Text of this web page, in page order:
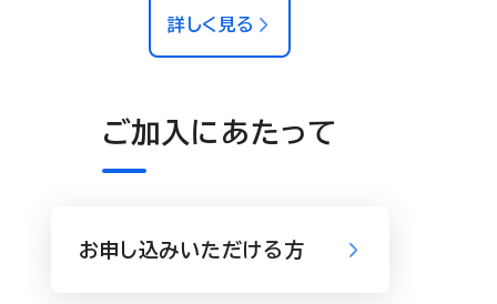
詳しく見る
ご加入にあたって
お申し込みいただける方